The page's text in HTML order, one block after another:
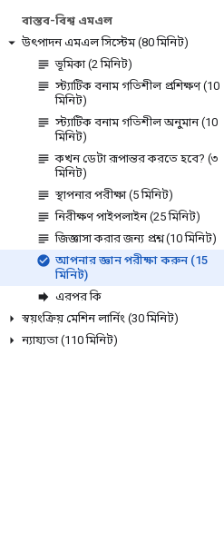
বাস্তব-বিশ্ব এমএল
উৎপাদন এমএল সিস্টেম (80 মিনিট)
ভূমিকা (2 মিনিট)
স্ট্যাটিক বনাম গতিশীল প্রশিক্ষণ (10
মিনিট)
স্ট্যাটিক বনাম গতিশীল অনুমান (10
মিনিট)
কখন ডেটা রূপান্তর করতে হবে? (৩
মিনিট)
স্থাপনার পরীক্ষা (5 মিনিট)
নিরীক্ষণ পাইপলাইন (25 মিনিট)
জিজ্ঞাসা করার জন্য প্রশ্ন (10 মিনিট)
আপনার জ্ঞান পরীক্ষা করুন (15
মিনিট)
এরপর কি
স্বয়ংক্রিয় মেশিন লার্নিং (30 মিনিট)
ন্যায্যতা (110 মিনিট)
জুড়ে থাকা
Google Developer Program
Google Developer Groups
Google Developer Experts